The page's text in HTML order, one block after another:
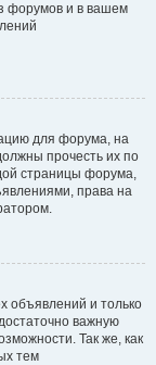
форумов и в вашем
для форума, на
прочесть их по
страницы форума,
права на
объявлений и только
важную
Так же, как
тем